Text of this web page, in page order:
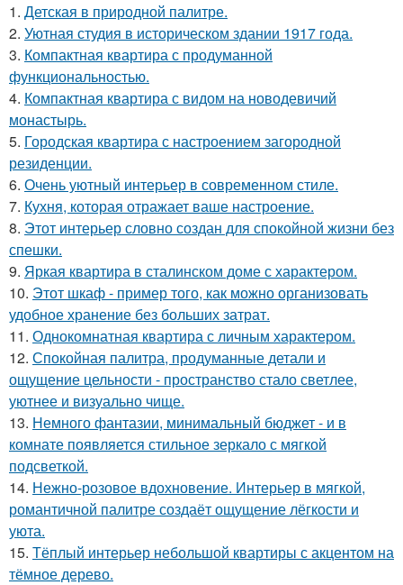
1. Детская в природной палитре.
2. Уютная студия в историческом здании 1917 года.
3. Компактная квартира с продуманной
функциональностью.
4. Компактная квартира с видом на новодевичий
монастырь.
5. Городская квартира с настроением загородной
резиденции.
6. Очень уютный интерьер в современном стиле.
7. Кухня, которая отражает ваше настроение.
8. Этот интерьер словно создан для спокойной жизни без
спешки.
9. Яркая квартира в сталинском доме с характером.
10. Этот шкаф - пример того, как можно организовать
удобное хранение без больших затрат.
11. Однокомнатная квартира с личным характером.
12. Спокойная палитра, продуманные детали и
ощущение цельности - пространство стало светлее,
уютнее и визуально чище.
13. Немного фантазии, минимальный бюджет - и в
комнате появляется стильное зеркало с мягкой
подсветкой.
14. Нежно-розовое вдохновение. Интерьер в мягкой,
романтичной палитре создаёт ощущение лёгкости и
уюта.
15. Тёплый интерьер небольшой квартиры с акцентом на
тёмное дерево.